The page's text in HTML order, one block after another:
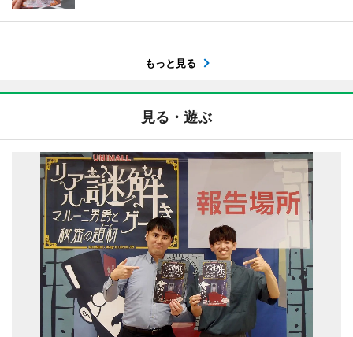
もっと見る
見る・遊ぶ